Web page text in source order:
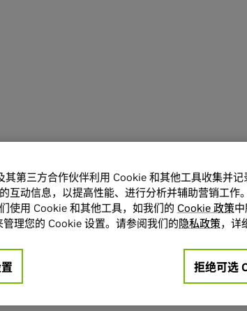
其第三方合作伙伴利用 Cookie 和其他工具收集并
互动信息，以提高性能、进行分析并辅助营销工作
使用 Cookie 和其他工具，如我们的 Cookie 政策中
管理您的 Cookie 设置。请参阅我们的隐私政策，详
拒绝可选